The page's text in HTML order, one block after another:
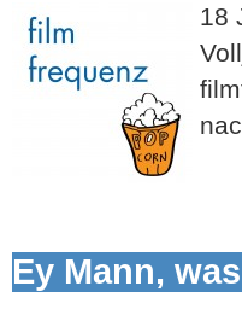
18
Ey Mann,